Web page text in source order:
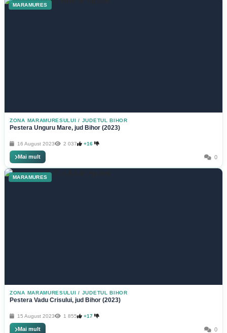
MARAMURES
ZONA MARAMURESULUI / JUDETUL BIHOR
Pestera Unguru Mare, jud Bihor (2023)
16 August 2023 2 037 +16
Mai mult 0
MARAMURES
ZONA MARAMURESULUI / JUDETUL BIHOR
Pestera Vadu Crisului, jud Bihor (2023)
15 August 2023 1 855 +17
Mai mult 0